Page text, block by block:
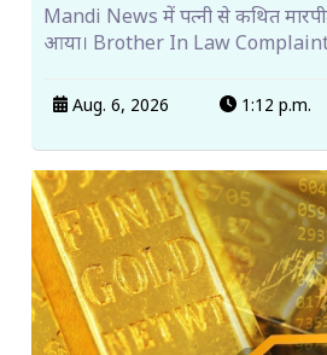
Mandi News में पत्नी से कथित
आया। Brother In Law
Aug. 6, 2026 1:12 p.m.